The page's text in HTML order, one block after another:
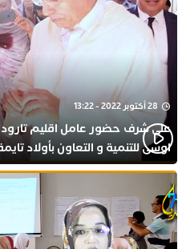
28 أكتوبر 2022 - 13:22
على شرف حضور عامل اقليم
اوسى للتنمية و التعاون بأولاد
بذكرى المولد النبوي